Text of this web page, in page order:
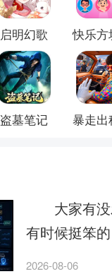
启明幻歌 快乐方
盗墓笔记 暴走
大家有没
有时候挺笨
我订个明天
2026-08-06